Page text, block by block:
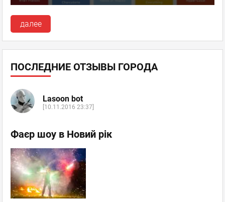
далее
ПОСЛЕДНИЕ ОТЗЫВЫ ГОРОДА
Lasoon bot
[10.11.2016 23:37]
Фаєр шоу в Новий рік